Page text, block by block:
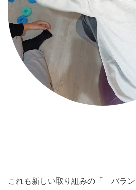
これも新しい取り組みの「 バラ